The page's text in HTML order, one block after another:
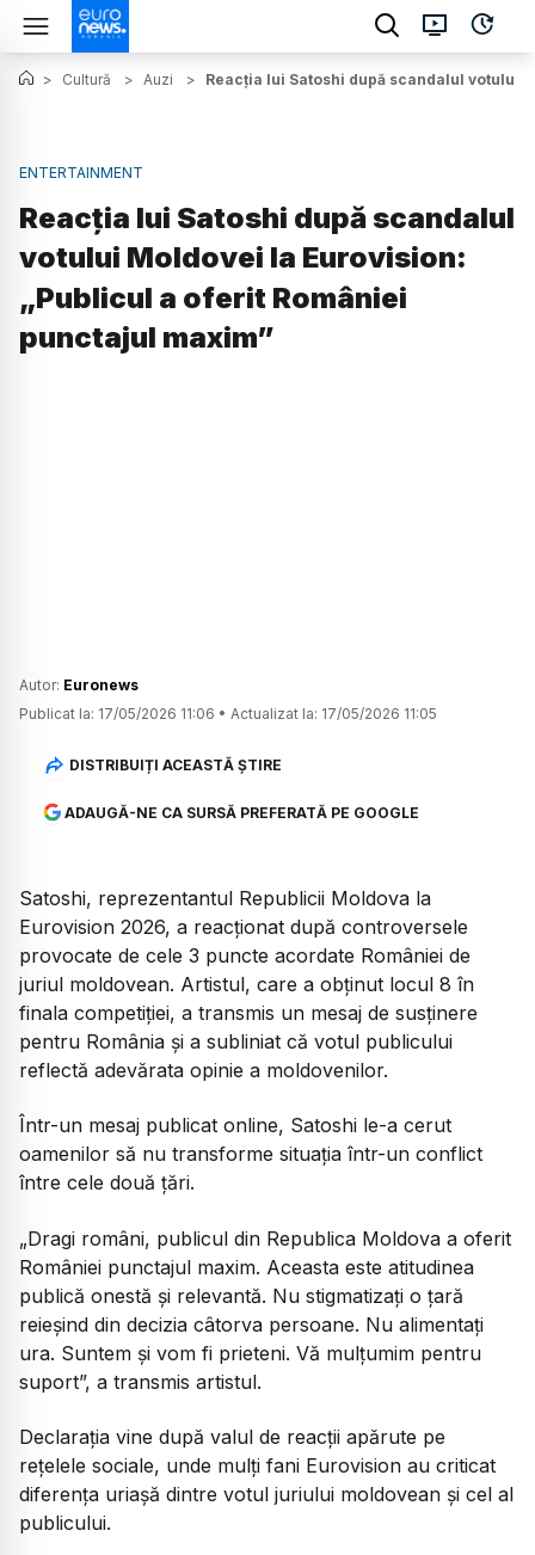
> Cultură > Auzi > Reacția lui Satoshi după scandalul votului
ENTERTAINMENT
Reacția lui Satoshi după scandalul
votului Moldovei la Eurovision:
„Publicul a oferit României
punctajul maxim”
Autor: Euronews
Publicat la: 17/05/2026 11:06 • Actualizat la: 17/05/2026 11:05
DISTRIBUIȚI ACEASTĂ ȘTIRE
ADAUGĂ-NE CA SURSĂ PREFERATĂ PE GOOGLE
Satoshi, reprezentantul Republicii Moldova la
Eurovision 2026, a reacționat după controversele
provocate de cele 3 puncte acordate României de
juriul moldovean. Artistul, care a obținut locul 8 în
finala competiției, a transmis un mesaj de susținere
pentru România și a subliniat că votul publicului
reflectă adevărata opinie a moldovenilor.
Într-un mesaj publicat online, Satoshi le-a cerut
oamenilor să nu transforme situația într-un conflict
între cele două țări.
„Dragi români, publicul din Republica Moldova a oferit
României punctajul maxim. Aceasta este atitudinea
publică onestă și relevantă. Nu stigmatizați o țară
reieșind din decizia câtorva persoane. Nu alimentați
ura. Suntem și vom fi prieteni. Vă mulțumim pentru
suport”, a transmis artistul.
Declarația vine după valul de reacții apărute pe
rețelele sociale, unde mulți fani Eurovision au criticat
diferența uriașă dintre votul juriului moldovean și cel al
publicului.